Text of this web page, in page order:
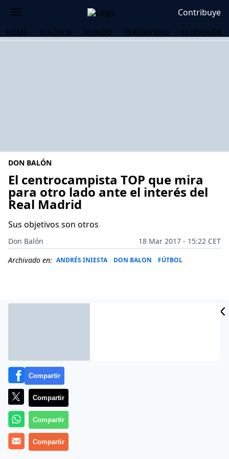
Contribuye
HOME POLÍTICA MUNDO PERIODISMO ECONOMÍA
DON BALÓN
El centrocampista TOP que mira
para otro lado ante el interés del
Real Madrid
Sus objetivos son otros
Don Balón
18 Mar 2017 - 15:22 CET
Archivado en: ANDRÉS INIESTA DON BALON FÚTBOL
El Real Madrid se ha vuelto a interesar por el
centrocampista Phillipe Coutinho en las últimas
semanas. El conjunto blanco sabe que al Barça no le
Compartir
Compartir
Compartir
Compartir